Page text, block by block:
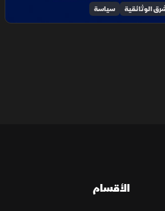
الوثائقية سياسة
الأقسام